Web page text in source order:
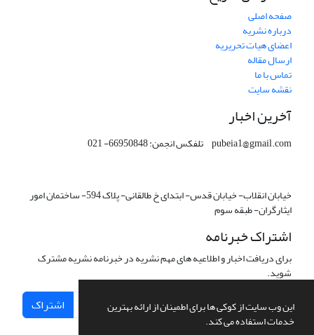
این وب سایت از کوکی ها برای اطمینان از ارائه بهترین
خدمات استفاده می کند.
صفحه اصلی
درباره نشریه
اعضای هیات تحریریه
ارسال مقاله
تماس با ما
نقشه سایت
آخرین اخبار
pubeia1@gmail.com تلفکس انجمن: 66950848- 021
خیابان انقلاب- خیابان قدس- ابتدای خ طالقانی- پلاک 594- ساختمان امور
ایثارگران- طبقه سوم
اشتراک خبرنامه
برای دریافت اخبار و اطلاعیه های مهم نشریه در خبرنامه نشریه مشترک
شوید.
اشتراک